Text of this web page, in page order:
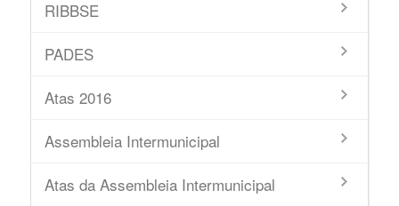
RIBBSE
PADES
Atas 2016
Assembleia Intermunicipal
Atas da Assembleia Intermunicipal